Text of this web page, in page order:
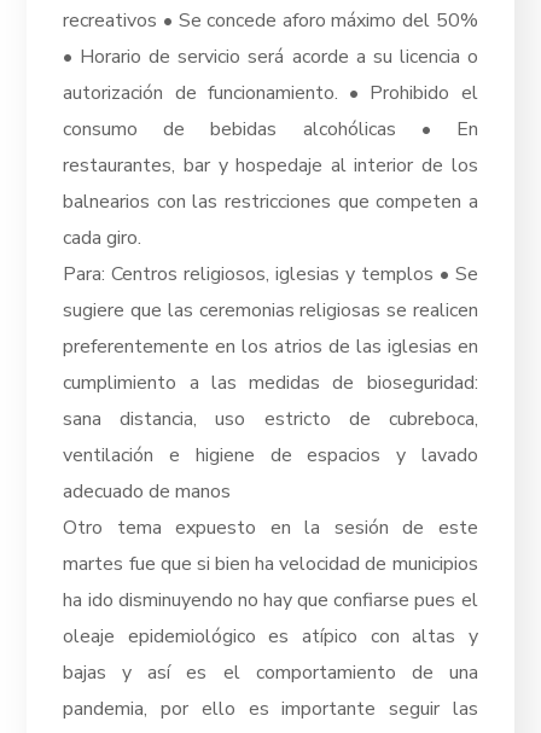
recreativos • Se concede aforo máximo del 50%
• Horario de servicio será acorde a su licencia o
autorización de funcionamiento. • Prohibido el
consumo de bebidas alcohólicas • En
restaurantes, bar y hospedaje al interior de los
balnearios con las restricciones que competen a
cada giro.
Para: Centros religiosos, iglesias y templos • Se
sugiere que las ceremonias religiosas se realicen
preferentemente en los atrios de las iglesias en
cumplimiento a las medidas de bioseguridad:
sana distancia, uso estricto de cubreboca,
ventilación e higiene de espacios y lavado
adecuado de manos
Otro tema expuesto en la sesión de este
martes fue que si bien ha velocidad de municipios
ha ido disminuyendo no hay que confiarse pues el
oleaje epidemiológico es atípico con altas y
bajas y así es el comportamiento de una
pandemia, por ello es importante seguir las